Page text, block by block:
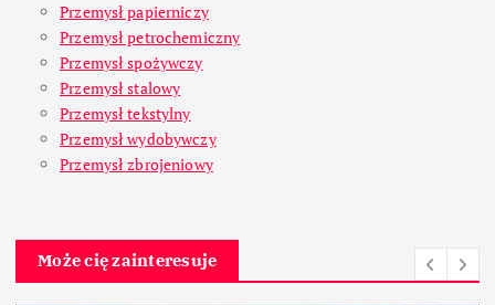
Przemysł papierniczy
Przemysł petrochemiczny
Przemysł spożywczy
Przemysł stalowy
Przemysł tekstylny
Przemysł wydobywczy
Przemysł zbrojeniowy
Może cię zainteresuje